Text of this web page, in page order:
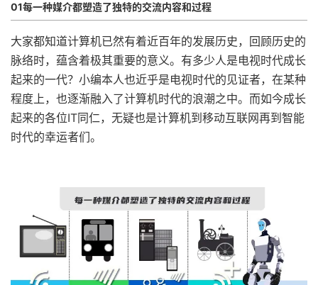
01每一种媒介都塑造了独特的交流内容和过程
大家都知道计算机已然有着近百年的发展历史，回顾历史的
脉络时，蕴含着极其重要的意义。有多少人是电视时代成长
起来的一代？小编本人也近乎是电视时代的见证者，在某种
程度上，也逐渐融入了计算机时代的浪潮之中。而如今成长
起来的各位IT同仁，无疑也是计算机到移动互联网再到智能
时代的幸运者们。